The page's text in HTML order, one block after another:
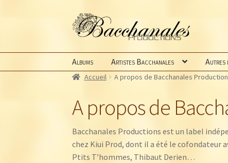
Aller
à
navigation
Aller
au
Albums Artistes Bacchanales Autres
Accueil
A propos de Bacchanales
A propos de
Bacchanales Productions est un label
chez Kiui Prod, dont il a été le cofondateur
Ptits T’hommes, Thibaut Derien…